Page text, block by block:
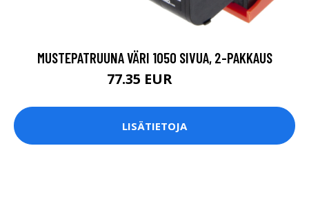
MUSTEPATRUUNA VÄRI 1050 SIVUA, 2-PAKKAUS
77.35 EUR
LISÄTIETOJA